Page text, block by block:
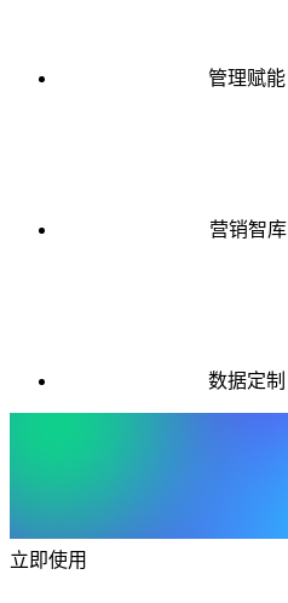
管理赋能
营销智库
数据定制
立即使用